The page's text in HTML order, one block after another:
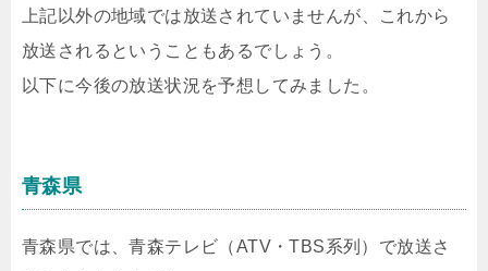
上記以外の地域では放送されていませんが、これから
放送されるということもあるでしょう。
以下に今後の放送状況を予想してみました。
青森県
青森県では、青森テレビ（ATV・TBS系列）で放送さ